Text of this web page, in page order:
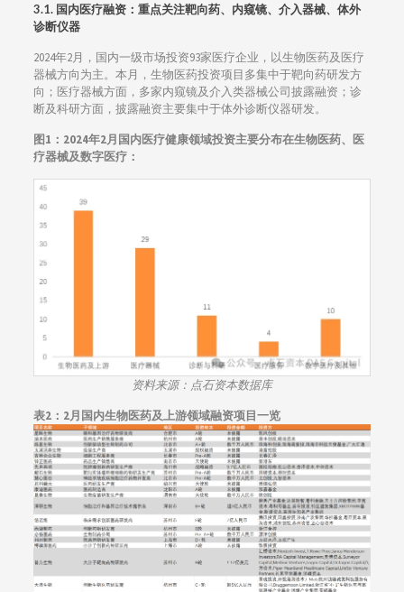
3.1. 国内医疗融资：重点关注靶向药、内窥镜、介入器械、体外
诊断仪器
2024年2月，国内一级市场投资93家医疗企业，以生物医药及医疗
器械方向为主。本月，生物医药投资项目多集中于靶向药研发方
向；医疗器械方面，多家内窥镜及介入类器械公司披露融资；诊
断及科研方面，披露融资主要集中于体外诊断仪器研发。
图1： 2024年2月国内医疗健康领域投资主要分布在生物医药、医
疗器械及数字医疗：
资料来源：点石资本数据库
表2： 2月国内生物医药及上游领域融资项目一览